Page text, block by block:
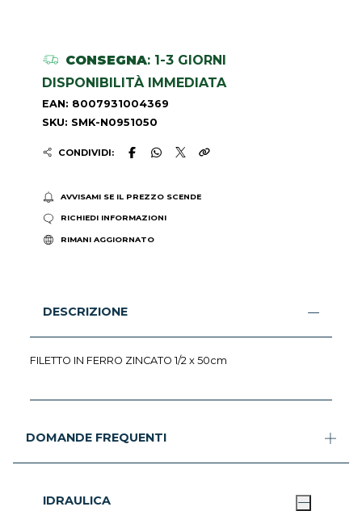
CONSEGNA: 1-3 GIORNI
DISPONIBILITÀ IMMEDIATA
EAN: 8007931004369
SKU: SMK-N0951050
CONDIVIDI:
AVVISAMI SE IL PREZZO SCENDE
RICHIEDI INFORMAZIONI
RIMANI AGGIORNATO
DESCRIZIONE
FILETTO IN FERRO ZINCATO 1/2 x 50cm
DOMANDE FREQUENTI
IDRAULICA